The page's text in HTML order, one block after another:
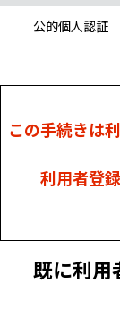
公的個人認証
この手続きは
利用者登
既に利用